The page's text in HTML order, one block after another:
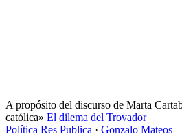
A propósito del discurso de Marta
católica» El dilema del Trovador
Política Res Publica · Gonzalo Mateos